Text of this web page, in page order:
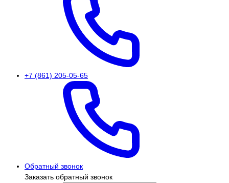
+7 (861) 205-05-65
Обратный звонок
Заказать обратный звонок